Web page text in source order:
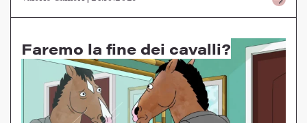
Faremo la fine dei cavalli?